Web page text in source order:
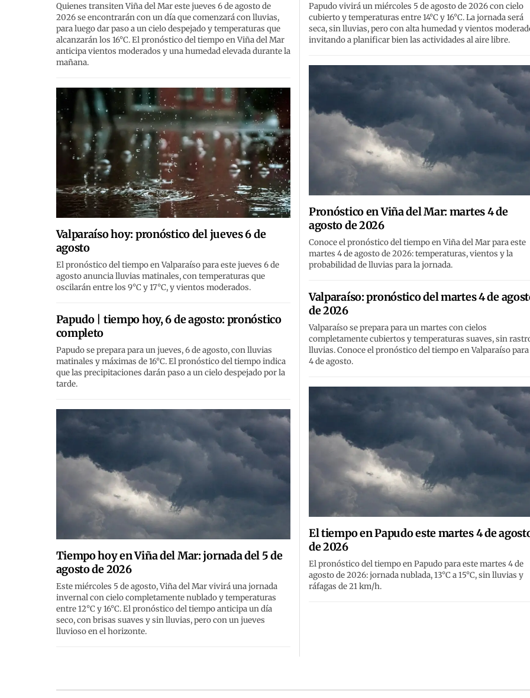
Quienes transiten Viña del Mar este jueves 6 de agosto de
2026 se encontrarán con un día que comenzará con lluvias,
para luego dar paso a un cielo despejado y temperaturas que
alcanzarán los 16°C. El pronóstico del tiempo en Viña del Mar
anticipa vientos moderados y una humedad elevada durante la
mañana.
Valparaíso hoy: pronóstico del jueves 6 de
agosto
El pronóstico del tiempo en Valparaíso para este jueves 6 de
agosto anuncia lluvias matinales, con temperaturas que
oscilarán entre los 9°C y 17°C, y vientos moderados.
Papudo | tiempo hoy, 6 de agosto: pronóstico
completo
Papudo se prepara para un jueves, 6 de agosto, con lluvias
matinales y máximas de 16°C. El pronóstico del tiempo indica
que las precipitaciones darán paso a un cielo despejado por la
tarde.
Tiempo hoy en Viña del Mar: jornada del 5 de
agosto de 2026
Este miércoles 5 de agosto, Viña del Mar vivirá una jornada
invernal con cielo completamente nublado y temperaturas
entre 12°C y 16°C. El pronóstico del tiempo anticipa un día
seco, con brisas suaves y sin lluvias, pero con un jueves
lluvioso en el horizonte.
Papudo vivirá un miércoles 5 de agosto de 2026 con cielo
cubierto y temperaturas entre 14°C y 16°C. La jornada será
seca, sin lluvias, pero con alta humedad y vientos
invitando a planificar bien las actividades al aire libre.
Pronóstico en Viña del Mar: martes 4 de
agosto de 2026
Conoce el pronóstico del tiempo en Viña del Mar para este
martes 4 de agosto de 2026: temperaturas, vientos y la
probabilidad de lluvias para la jornada.
Valparaíso: pronóstico del martes 4 de
de 2026
Valparaíso se prepara para un martes con cielos
completamente cubiertos y temperaturas suaves, sin
lluvias. Conoce el pronóstico del tiempo en Valparaíso para
4 de agosto.
El tiempo en Papudo este martes 4 de
de 2026
El pronóstico del tiempo en Papudo para este martes 4 de
agosto de 2026: jornada nublada, 13°C a 15°C, sin lluvias y
ráfagas de 21 km/h.